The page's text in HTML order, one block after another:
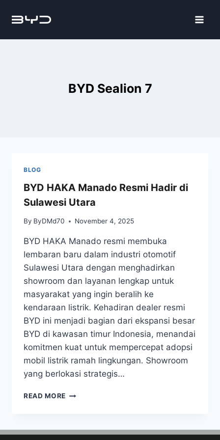
BYD Sealion 7
BLOG
BYD HAKA Manado Resmi Hadir di
Sulawesi Utara
By ByDMd70 November 4, 2025
BYD HAKA Manado resmi membuka
lembaran baru dalam industri otomotif
Sulawesi Utara dengan menghadirkan
showroom dan layanan lengkap untuk
masyarakat yang ingin beralih ke
kendaraan listrik. Kehadiran dealer resmi
BYD ini menjadi bagian dari ekspansi besar
BYD di kawasan timur Indonesia, menandai
komitmen kuat untuk mempercepat adopsi
mobil listrik ramah lingkungan. Showroom
yang berlokasi strategis…
READ MORE